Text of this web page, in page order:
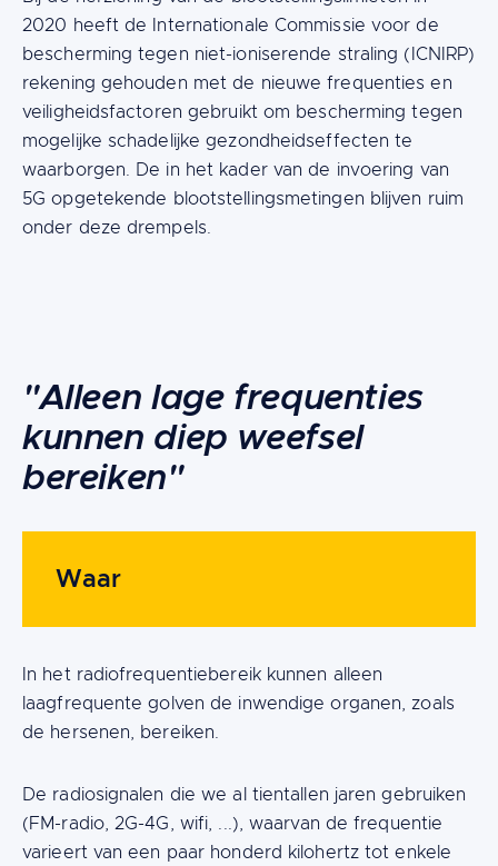
2020 heeft de Internationale Commissie voor de
bescherming tegen niet-ioniserende straling (ICNIRP)
rekening gehouden met de nieuwe frequenties en
veiligheidsfactoren gebruikt om bescherming tegen
mogelijke schadelijke gezondheidseffecten te
waarborgen. De in het kader van de invoering van
5G opgetekende blootstellingsmetingen blijven ruim
onder deze drempels.
"Alleen lage frequenties
kunnen diep weefsel
bereiken"
Waar
In het radiofrequentiebereik kunnen alleen
laagfrequente golven de inwendige organen, zoals
de hersenen, bereiken.
De radiosignalen die we al tientallen jaren gebruiken
(FM-radio, 2G-4G, wifi, ...), waarvan de frequentie
varieert van een paar honderd kilohertz tot enkele